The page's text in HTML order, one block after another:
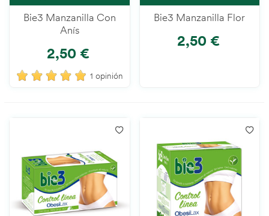
Bie3 Manzanilla Con
Anís
2,50 €
1 opinión
Bie3 Manzanilla Flor
2,50 €